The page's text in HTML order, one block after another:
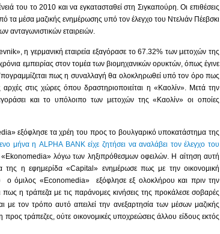
του το 2010 και να εγκατασταθεί στη Σιγκαπούρη. Οι επιθέσεις
τα μέσα μαζικής ενημέρωσης υπό τον έλεγχο του Ντελιάν Πέεβσκι
ανταγωνιστικών εταιρειών.
η γερμανική εταιρεία εξαγόρασε το 67.32% των μετοχών της
εμπειρίας στον τομέα των βιομηχανικών ορυκτών, όπως έγινε
πως η συναλλαγή θα ολοκληρωθεί υπό τον όρο πως
αρχές στις χώρες όπου δραστηριοποιείται η «Καολίν». Μετά την
και το υπόλοιπο των μετοχών της «Καολίν» οι οποίες
εξόφλησε τα χρέη του προς το βουλγαρικό υποκατάστημα της
μήνα η ALPHA BANK είχε ζητήσει να αναλάβει τον έλεγχο του
«Ekonomedia» λόγω των ληξιπρόθεσμων οφειλών. Η αίτηση αυτή
της η εφημερίδα «Capital» ενημέρωσε πως με την οικονομική
ο όμιλος «Economedia» εξόφλησε εξ ολοκλήρου και πριν την
η τράπεζα με τις παράνομες κινήσεις της προκάλεσε σοβαρές
με τον τρόπο αυτό απειλεί την ανεξαρτησία των μέσων μαζικής
τράπεζες, ούτε οικονομικές υποχρεώσεις άλλου είδους εκτός